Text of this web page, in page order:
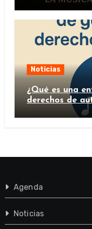
Noticias
¿Qué es una
derechos de
importante?
Agenda
Noticias